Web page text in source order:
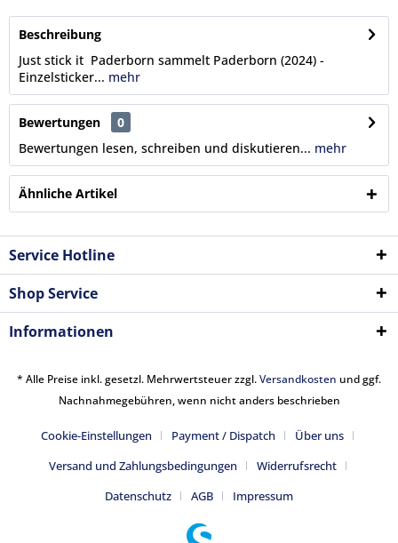
Beschreibung
Just stick it Paderborn sammelt Paderborn (2024) -
Einzelsticker... mehr
Bewertungen
0
Bewertungen lesen, schreiben und diskutieren... mehr
Ähnliche Artikel
Service Hotline
Shop Service
Informationen
* Alle Preise inkl. gesetzl. Mehrwertsteuer zzgl.Versandkosten und ggf.
Nachnahmegebühren, wenn nicht anders beschrieben
Cookie-Einstellungen Payment / Dispatch
Über uns
Versand und Zahlungsbedingungen
Widerrufsrecht
Datenschutz
AGB Impressum